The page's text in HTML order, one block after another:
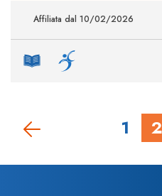
Affiliata dal 10/02/2026
1 2